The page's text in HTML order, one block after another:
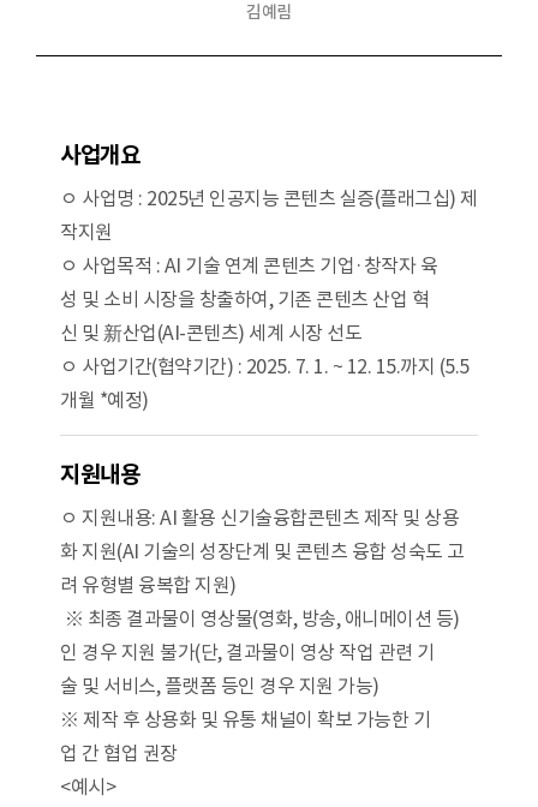
김예림
사업개요
ㅇ 사업명 : 2025년 인공지능 콘텐츠 실증(플래그십) 제
작지원
ㅇ 사업목적 : AI 기술 연계 콘텐츠 기업·창작자 육
성 및 소비 시장을 창출하여, 기존 콘텐츠 산업 혁
신 및 新산업(AI-콘텐츠) 세계 시장 선도
ㅇ 사업기간(협약기간) : 2025. 7. 1. ~ 12. 15.까지 (5.5
개월 *예정)
지원내용
ㅇ 지원내용: AI 활용 신기술융합콘텐츠 제작 및 상용
화 지원(AI 기술의 성장단계 및 콘텐츠 융합 성숙도 고
려 유형별 융복합 지원)
※ 최종 결과물이 영상물(영화, 방송, 애니메이션 등)
인 경우 지원 불가(단, 결과물이 영상 작업 관련 기
술 및 서비스, 플랫폼 등인 경우 지원 가능)
※ 제작 후 상용화 및 유통 채널이 확보 가능한 기
업 간 협업 권장
<예시>